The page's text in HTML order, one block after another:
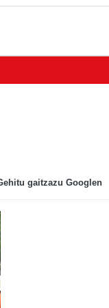
gaitzazu Googlen